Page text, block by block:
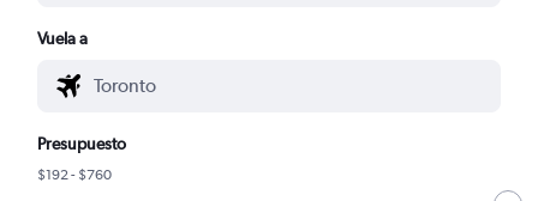
Vuela a
Presupuesto
$192 - $760